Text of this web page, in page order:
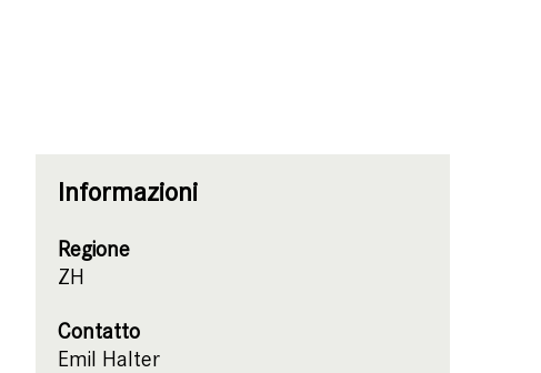
Informazioni
Regione
ZH
Contatto
Emil Halter